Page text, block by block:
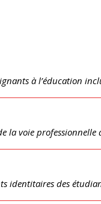
à l’éducation
la voie
identitaires des